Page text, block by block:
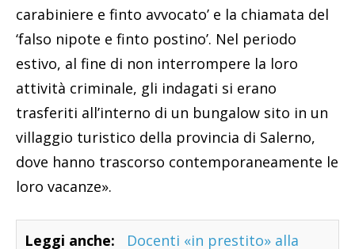
carabiniere e finto avvocato’ e la chiamata del
‘falso nipote e finto postino’. Nel periodo
estivo, al fine di non interrompere la loro
attività criminale, gli indagati si erano
trasferiti all’interno di un bungalow sito in un
villaggio turistico della provincia di Salerno,
dove hanno trascorso contemporaneamente le
loro vacanze».
Leggi anche: Docenti «in prestito» alla